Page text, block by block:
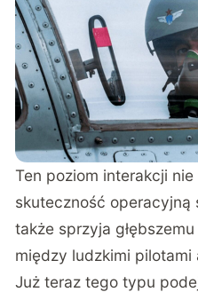
Ten poziom interakcji
skuteczność operacyjną
także sprzyja
między ludzkimi
Już teraz tego typu